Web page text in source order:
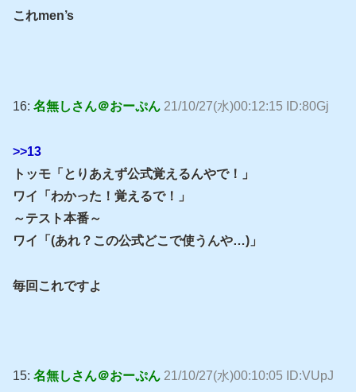
これmen’s
16: 名無しさん＠おーぷん 21/10/27(水)00:12:15 ID:80Gj
>>13
トッモ「とりあえず公式覚えるんやで！」
ワイ「わかった！覚えるで！」
～テスト本番～
ワイ「(あれ？この公式どこで使うんや…)」
毎回これですよ
15: 名無しさん＠おーぷん 21/10/27(水)00:10:05 ID:VUpJ